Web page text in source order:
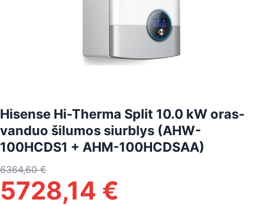
Hisense Hi-Therma Split 10.0 kW oras-
vanduo šilumos siurblys (AHW-
100HCDS1 + AHM-100HCDSAA)
6364,60€
5728,14 €